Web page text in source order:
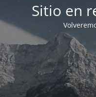
Sitio en